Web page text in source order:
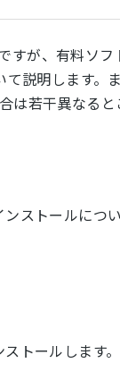
が、有料ソ
説明します。
若干異なると
ストールについ
トールします